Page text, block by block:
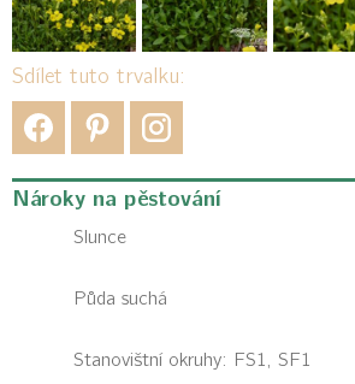
Sdílet tuto trvalku:
Nároky na pěstování
Slunce
Půda suchá
Stanovištní okruhy: FS1, SF1